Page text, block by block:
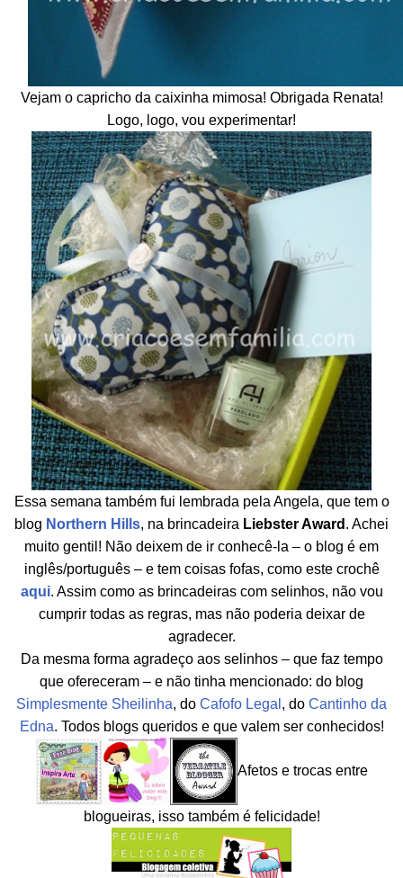
Vejam o capricho da caixinha mimosa! Obrigada Renata!
Logo, logo, vou experimentar!
Essa semana também fui lembrada pela Angela, que tem o
blog Northern Hills, na brincadeira Liebster Award . Achei
muito gentil! Não deixem de ir conhecê-la – o blog é em
inglês/português – e tem coisas fofas, como este crochê
aqui. Assim como as brincadeiras com selinhos, não vou
cumprir todas as regras, mas não poderia deixar de
agradecer.
Da mesma forma agradeço aos selinhos – que faz tempo
que ofereceram – e não tinha mencionado: do blog
Simplesmente Sheilinha, do Cafofo Legal , do Cantinho da
Edna. Todos blogs queridos e que valem ser conhecidos!
Afetos e trocas entre
blogueiras, isso também é felicidade!